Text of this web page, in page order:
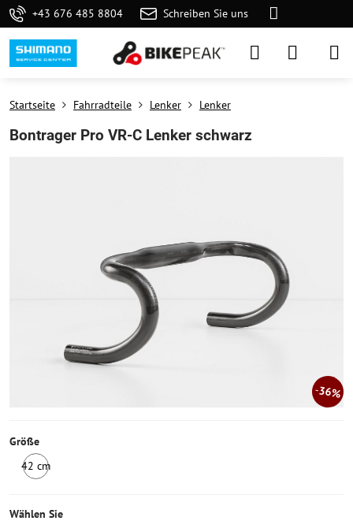
+43 676 485 8804 Schreiben Sie uns
36%
Startseite Fahrradteile Lenker Lenker
Bontrager Pro VR-C Lenker schwarz
Größe
42 cm
Wählen Sie